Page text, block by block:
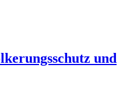
und